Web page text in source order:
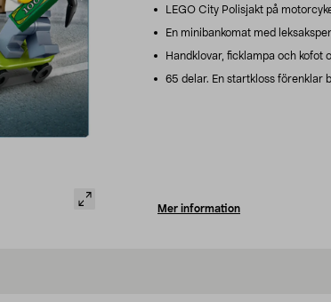
LEGO City Polisjakt på
En minibankomat med
Handklovar, ficklampa och kofot
65 delar. En startkloss förenklar
Mer information